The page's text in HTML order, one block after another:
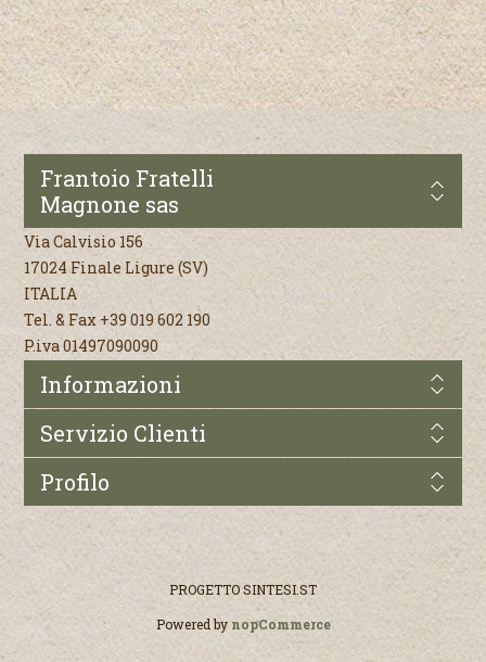
Frantoio Fratelli
Magnone sas
Via Calvisio 156
17024 Finale Ligure (SV)
ITALIA
Tel. & Fax +39 019 602 190
P.iva 01497090090
Informazioni
Servizio Clienti
Profilo
PROGETTOSINTESI.ST
Powered by nopCommerce